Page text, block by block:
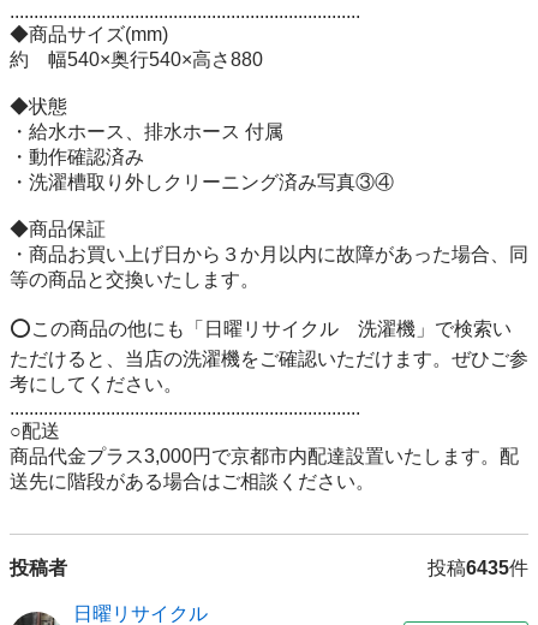
.........................................................................
◆商品サイズ(mm)
約　幅540×奥行540×高さ880
◆状態
・給水ホース、排水ホース 付属
・動作確認済み
・洗濯槽取り外しクリーニング済み写真③④
◆商品保証
・商品お買い上げ日から３か月以内に故障があった場合、同
等の商品と交換いたします。
⭕️この商品の他にも「日曜リサイクル　洗濯機」で検索い
ただけると、当店の洗濯機をご確認いただけます。ぜひご参
考にしてください。
.........................................................................
○配送
商品代金プラス3,000円で京都市内配達設置いたします。配
送先に階段がある場合はご相談ください。
投稿者 投稿6435件
日曜リサイクル